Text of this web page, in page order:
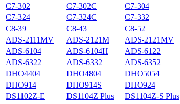
С7-302
С7-302С С7-304
С7-324
С7-324С С7-332
С8-39
С8-43 С8-52
ADS-2111MV
ADS-2121M ADS-2121MV
ADS-6104
ADS-6104H ADS-6122
ADS-6322
ADS-6332 ADS-6352
DHO4404
DHO4804 DHO5054
DHO914
DHO914S DHO924
DS1102Z-E
DS1104Z Plus DS1104Z-S Plus